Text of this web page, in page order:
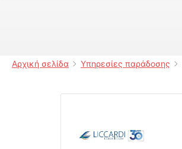
Αρχική σελίδα Υπηρεσίες παράδοσης